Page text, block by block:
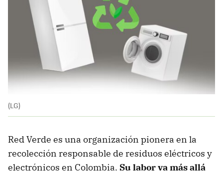
(LG)
Red Verde es una organización pionera en la
recolección responsable de residuos eléctricos y
electrónicos en Colombia. Su labor va más allá